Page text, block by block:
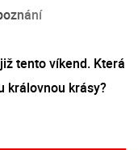
tento víkend. Která
královnou krásy?